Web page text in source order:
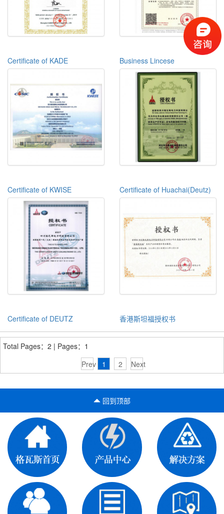
Certificate of KADE Business Lincese
Certificate of KWISE Certificate of Huachai(Deutz)
Certificate of DEUTZ 香港斯坦福授权书
Total Pages：2 | Pages：1
Prev
1 2 Next
回到顶部